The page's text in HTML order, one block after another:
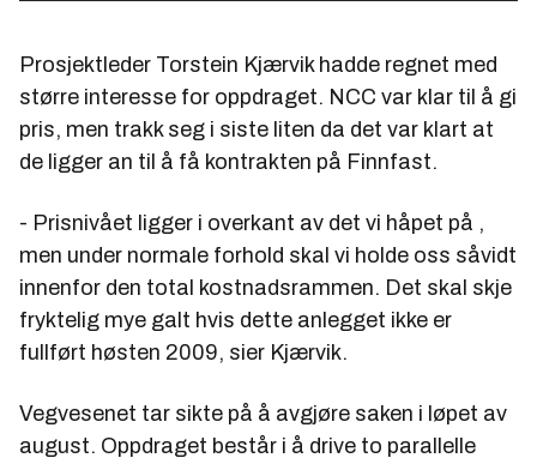
Prosjektleder Torstein Kjærvik hadde regnet med
større interesse for oppdraget. NCC var klar til å gi
pris, men trakk seg i siste liten da det var klart at
de ligger an til å få kontrakten på Finnfast.
- Prisnivået ligger i overkant av det vi håpet på ,
men under normale forhold skal vi holde oss såvidt
innenfor den total kostnadsrammen. Det skal skje
fryktelig mye galt hvis dette anlegget ikke er
fullført høsten 2009, sier Kjærvik.
Vegvesenet tar sikte på å avgjøre saken i løpet av
august. Oppdraget består i å drive to parallelle